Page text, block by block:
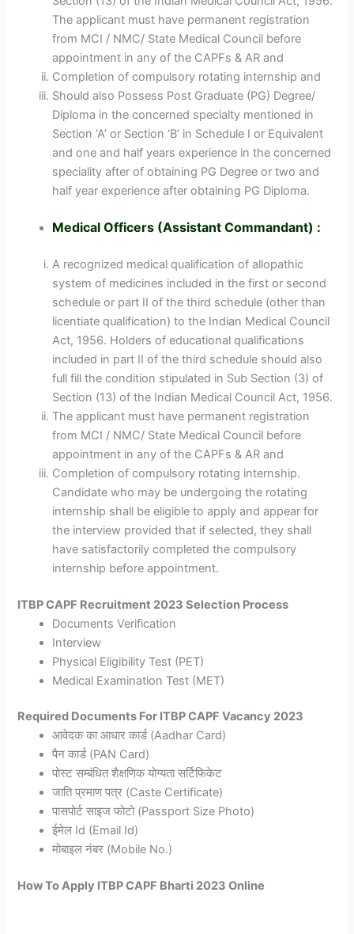
The applicant must have permanent registration
from MCI / NMC/ State Medical Council before
appointment in any of the CAPFs & AR and
Completion of compulsory rotating internship and
Should also Possess Post Graduate (PG) Degree/
Diploma in the concerned specialty mentioned in
Section ‘A’ or Section ‘B’ in Schedule I or Equivalent
and one and half years experience in the concerned
speciality after of obtaining PG Degree or two and
half year experience after obtaining PG Diploma.
Medical Officers (Assistant Commandant) :
A recognized medical qualification of allopathic
system of medicines included in the first or second
schedule or part II of the third schedule (other than
licentiate qualification) to the Indian Medical Council
Act, 1956. Holders of educational qualifications
included in part II of the third schedule should also
full fill the condition stipulated in Sub Section (3) of
Section (13) of the Indian Medical Council Act, 1956.
The applicant must have permanent registration
from MCI / NMC/ State Medical Council before
appointment in any of the CAPFs & AR and
Completion of compulsory rotating internship.
Candidate who may be undergoing the rotating
internship shall be eligible to apply and appear for
the interview provided that if selected, they shall
have satisfactorily completed the compulsory
internship before appointment.
ITBP CAPF Recruitment 2023 Selection Process
Documents Verification
Interview
Physical Eligibility Test (PET)
Medical Examination Test (MET)
Required Documents For ITBP CAPF Vacancy 2023
आवेदक का आधार कार्ड (Aadhar Card)
पैन कार्ड (PAN Card)
पोस्ट सम्बंधित शैक्षणिक योग्यता सर्टिफिकेट
जाति प्रमाण पत्र (Caste Certificate)
पासपोर्ट साइज फोटो (Passport Size Photo)
ईमेल Id (Email Id)
मोबाइल नंबर (Mobile No.)
How To Apply ITBP CAPF Bharti 2023 Online